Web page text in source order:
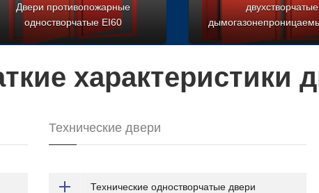
Двери противопожарные
одностворчатые EI60
двухстворчатые
характеристики
Технические двери
Технические одностворчатые двери